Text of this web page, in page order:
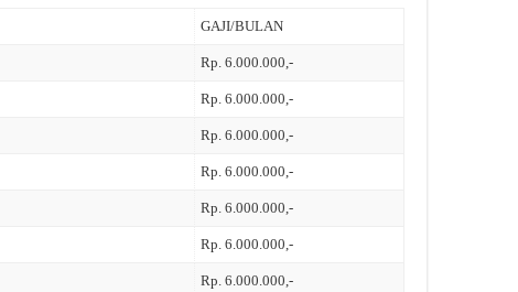
GAJI/BULAN
Rp. 6.000.000,-
Rp. 6.000.000,-
Rp. 6.000.000,-
Rp. 6.000.000,-
Rp. 6.000.000,-
Rp. 6.000.000,-
Rp. 6.000.000,-